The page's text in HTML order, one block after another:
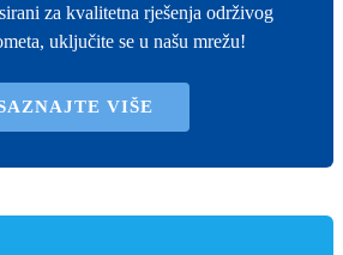
za kvalitetna rješenja održivog
uključite se u našu mrežu!
VIŠE